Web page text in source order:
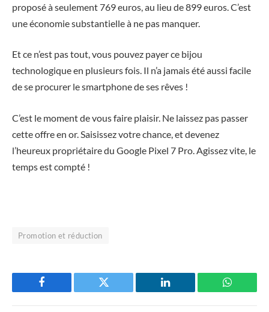
proposé à seulement 769 euros, au lieu de 899 euros. C’est
une économie substantielle à ne pas manquer.
Et ce n’est pas tout, vous pouvez payer ce bijou
technologique en plusieurs fois. Il n’a jamais été aussi facile
de se procurer le smartphone de ses rêves !
C’est le moment de vous faire plaisir. Ne laissez pas passer
cette offre en or. Saisissez votre chance, et devenez
l’heureux propriétaire du Google Pixel 7 Pro. Agissez vite, le
temps est compté !
Promotion et réduction
Facebook Twitter LinkedIn